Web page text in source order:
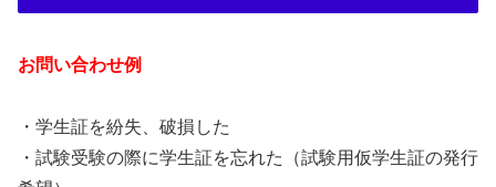
お問い合わせ例
・学生証を紛失、破損した
・試験受験の際に学生証を忘れた（試験用仮学生証の発行